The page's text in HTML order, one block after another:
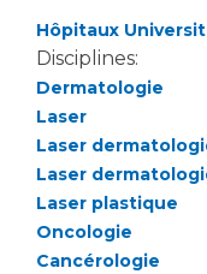
Qualité
Nos indicateurs
Protection
Sécurité
Hôpitaux
Disciplines:
Dermatologie
Laser
Laser
Laser
Laser plastique
Oncologie
Cancérologie